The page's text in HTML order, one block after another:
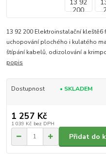
13 92 200 Elektroinstalační kleště6
uchopování plochého i kulatého
štípání kabelů, odizolování a
popis
Dostupnost • SKLADEM
1 257 Kč
1 039 Kč bez DPH
Přidat do